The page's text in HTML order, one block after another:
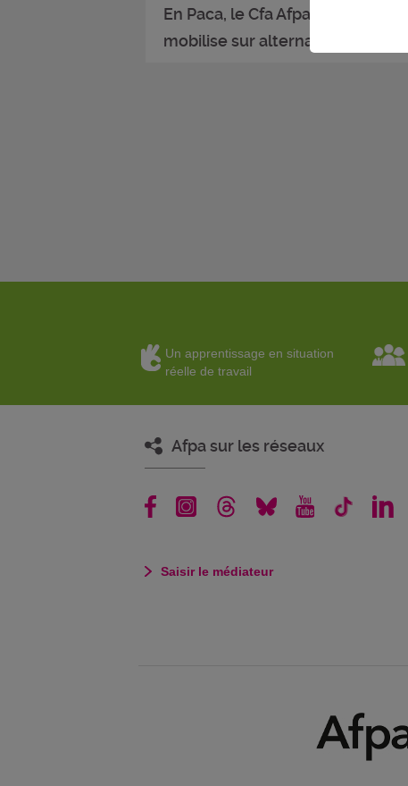
En Paca, le Cfa Afpa de Nice se
mobilise sur alternance
Un apprentissage en situation
réelle de travail
Afpa sur les réseaux
Saisir le médiateur